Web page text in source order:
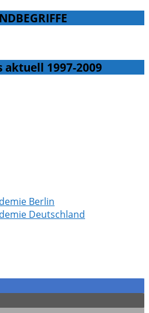
1997-2009
Berlin
Deutschland